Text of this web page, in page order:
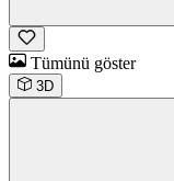
Tümünü göster
3D